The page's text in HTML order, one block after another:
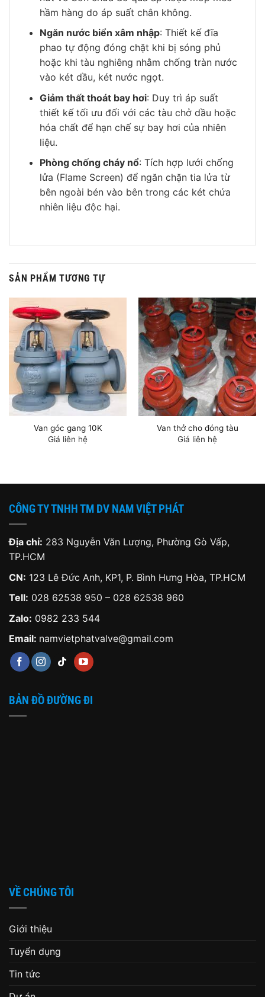
hầm hàng do áp suất chân không.
Ngăn nước biển xâm nhập: Thiết kế đĩa
phao tự động đóng chặt khi bị sóng phủ
hoặc khi tàu nghiêng nhằm chống tràn nước
vào két dầu, két nước ngọt.
Giảm thất thoát bay hơi: Duy trì áp suất
thiết kế tối ưu đối với các tàu chở dầu hoặc
hóa chất để hạn chế sự bay hơi của nhiên
liệu.
Phòng chống cháy nổ: Tích hợp lưới chống
lửa (Flame Screen) để ngăn chặn tia lửa từ
bên ngoài bén vào bên trong các két chứa
nhiên liệu độc hại.
SẢN PHẨM TƯƠNG TỰ
Van góc gang 10K
Giá liên hệ
Van thở cho đóng tàu
Giá liên hệ
CÔNG TY TNHH TM DV NAM VIỆT PHÁT
Địa chỉ: 283 Nguyễn Văn Lượng, Phường Gò Vấp,
TP.HCM
CN: 123 Lê Đức Anh, KP1, P. Bình Hưng Hòa, TP.HCM
Tell: 028 62538 950 – 028 62538 960
Zalo: 0982 233 544
Email: namvietphatvalve@gmail.com
BẢN ĐỒ ĐƯỜNG ĐI
VỀ CHÚNG TÔI
Giới thiệu
Tuyển dụng
Tin tức